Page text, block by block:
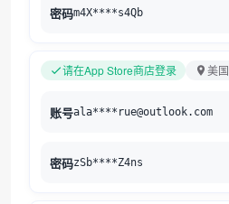
密码m4X****s4Qb
请在App Store商店登录 美国
账号ala****rue@outlook.com
密码zSb****Z4ns